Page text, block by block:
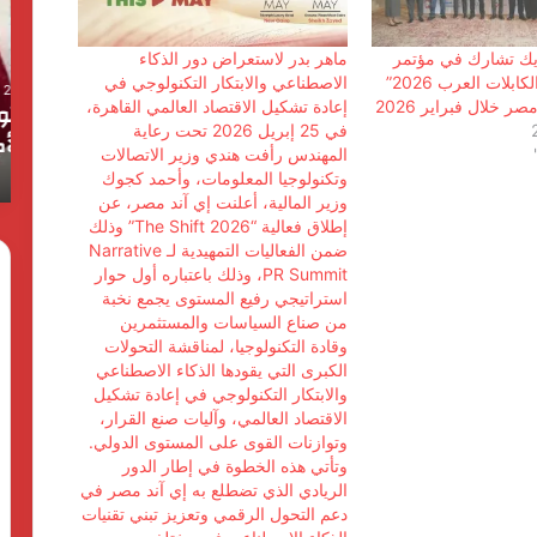
تشارك في مؤتمر
“تجمع مصنعي الكابلات العرب 2026”
خلال فبراير 2026
ماهر بدر لاستعراض دور الذكاء
الاصطناعي والابتكار التكنولوجي في
إعادة تشكيل الاقتصاد العالمي القاهرة،
في 25 إبريل 2026 تحت رعاية
المهندس رأفت هندي وزير الاتصالات
وتكنولوجيا المعلومات، وأحمد كجوك
وزير المالية، أعلنت إي آند مصر، عن
إطلاق فعالية “The Shift 2026” وذلك
ضمن الفعاليات التمهيدية لـ Narrative
PR Summit، وذلك باعتباره أول حوار
استراتيجي رفيع المستوى يجمع نخبة
من صناع السياسات والمستثمرين
وقادة التكنولوجيا، لمناقشة التحولات
الكبرى التي يقودها الذكاء الاصطناعي
والابتكار التكنولوجي في إعادة تشكيل
الاقتصاد العالمي، وآليات صنع القرار،
وتوازنات القوى على المستوى الدولي.
وتأتي هذه الخطوة في إطار الدور
الريادي الذي تضطلع به إي آند مصر في
دعم التحول الرقمي وتعزيز تبني تقنيات
:
حتي
ـترق
البحرين!
القصة
الكاملة
3 يونيو، 2026
الحرس الثوري يخـ ـترق البحرين! القصة
الكاملة لأكبر اختـ ـراق إيراني لمملكة